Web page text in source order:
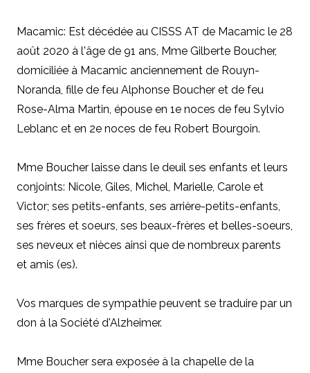
Macamic: Est décédée au CISSS AT de Macamic le 28
août 2020 à l'âge de 91 ans, Mme Gilberte Boucher,
domiciliée à Macamic anciennement de Rouyn-
Noranda, fille de feu Alphonse Boucher et de feu
Rose-Alma Martin, épouse en 1e noces de feu Sylvio
Leblanc et en 2e noces de feu Robert Bourgoin.
Mme Boucher laisse dans le deuil ses enfants et leurs
conjoints: Nicole, Giles, Michel, Marielle, Carole et
Victor; ses petits-enfants, ses arrière-petits-enfants,
ses frères et soeurs, ses beaux-frères et belles-soeurs,
ses neveux et nièces ainsi que de nombreux parents
et amis (es).
Vos marques de sympathie peuvent se traduire par un
don à la Société d'Alzheimer.
Mme Boucher sera exposée à la chapelle de la